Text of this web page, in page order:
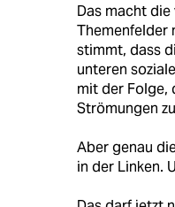
Das macht
Themenfelder
stimmt, dass
unteren
mit der Folge,
Strömungen
Aber genau
in der Linken.